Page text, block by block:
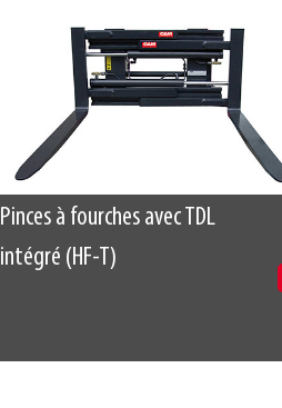
Pinces à fourches avec TDL
intégré (HF-T)